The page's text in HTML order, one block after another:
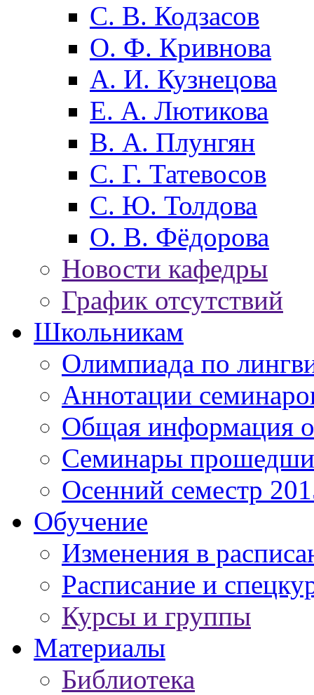
С. В. Кодзасов
О. Ф. Кривнова
А. И. Кузнецова
Е. А. Лютикова
В. А. Плунгян
С. Г. Татевосов
С. Ю. Толдова
О. В. Фёдорова
Новости кафедры
График отсутствий
Школьникам
Олимпиада по
Аннотации
Общая информация
Семинары
Осенний семестр
Обучение
Изменения в
Расписание и
Курсы и группы
Материалы
Библиотека